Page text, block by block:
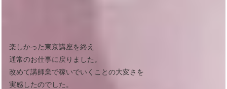
楽しかった東京講座を終え
通常のお仕事に戻りました。
改めて講師業で稼いでいくことの大変さを
実感したのでした。